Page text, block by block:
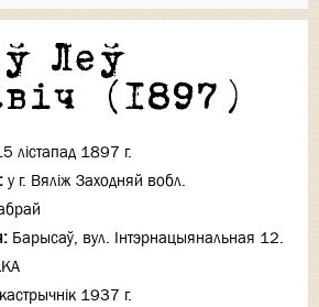
Леў
(1897)
лiстапад 1897 г.
у г. Вяліж Заходняй вобл.
Барысаў, вул. Інтэрнацыянальная 12.
1937 г.